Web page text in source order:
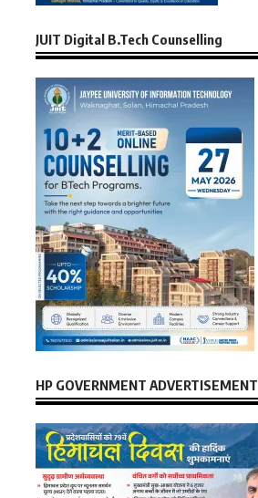
JUIT Digital B.Tech Counselling
HP GOVERNMENT ADVERTISEMENT